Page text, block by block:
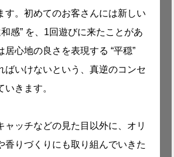
す。初めてのお客さんには新しい
和感” を、1回遊びに来たことがあ
居心地の良さを表現する “平穏”
ばいけないという、真逆のコンセ
いきます。
ャッチなどの見た目以外に、オリ
香りづくりにも取り組んでいきた